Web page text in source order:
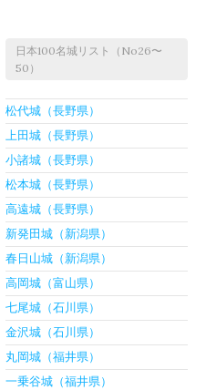
日本100名城リスト（No26〜
50）
松代城（長野県）
上田城（長野県）
小諸城（長野県）
松本城（長野県）
高遠城（長野県）
新発田城（新潟県）
春日山城（新潟県）
高岡城（富山県）
七尾城（石川県）
金沢城（石川県）
丸岡城（福井県）
一乗谷城（福井県）